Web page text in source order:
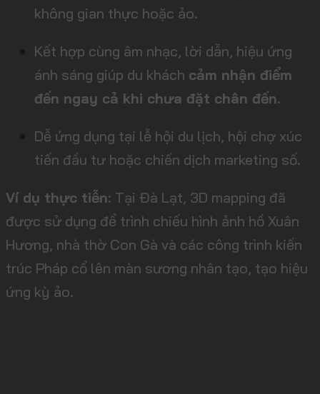
không gian thực hoặc ảo.
Kết hợp cùng âm nhạc, lời dẫn, hiệu ứng
ánh sáng giúp du khách cảm nhận điểm
đến ngay cả khi chưa đặt chân đến.
Dễ ứng dụng tại lễ hội du lịch, hội chợ xúc
tiến đầu tư hoặc chiến dịch marketing số.
Ví dụ thực tiễn: Tại Đà Lạt, 3D mapping đã
được sử dụng để trình chiếu hình ảnh hồ Xuân
Hương, nhà thờ Con Gà và các công trình kiến
trúc Pháp cổ lên màn sương nhân tạo, tạo hiệu
ứng kỳ ảo.